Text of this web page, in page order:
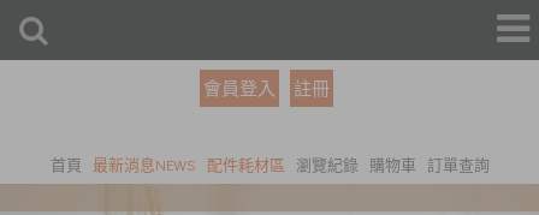
會員登入 註冊
首頁 最新消息NEWS 配件耗材區 瀏覽紀錄 購物車 訂單查詢